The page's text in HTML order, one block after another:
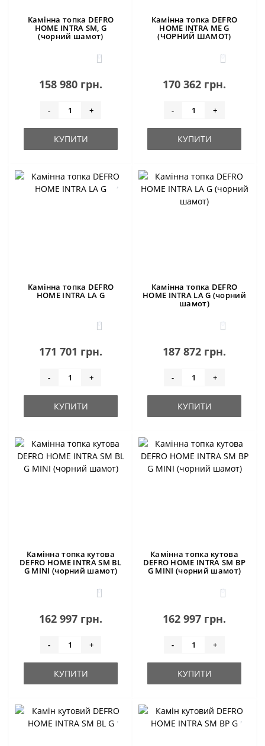
Камінна топка DEFRO
HOME INTRA SM, G
(чорний шамот)
0
158 980 грн.
- +
КУПИТИ
Камінна топка DEFRO
HOME INTRA ME G
(ЧОРНИЙ ШАМОТ)
0
170 362 грн.
- +
КУПИТИ
Камінна топка DEFRO
HOME INTRA LA G
0
171 701 грн.
- +
КУПИТИ
Камінна топка DEFRO
HOME INTRA LA G (чорний
шамот)
0
187 872 грн.
- +
КУПИТИ
Камінна топка кутова
DEFRO HOME INTRA SM BL
G MINI (чорний шамот)
0
162 997 грн.
- +
КУПИТИ
Камінна топка кутова
DEFRO HOME INTRA SM BP
G MINI (чорний шамот)
0
162 997 грн.
- +
КУПИТИ